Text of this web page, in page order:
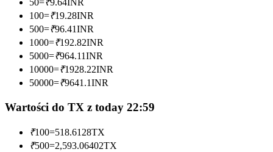
Zostań traderem kopiującym
Ciesz się podziałem zysków i prowizjami z kopiowania
transakcji
100=₹19.28INR
500=₹96.41INR
1000=₹192.82INR
5000=₹964.11INR
10000=₹1928.22INR
50000=₹9641.1INR
Wartości do TX z today 22:59
₹100=518.6128TX
₹500=2,593.06402TX